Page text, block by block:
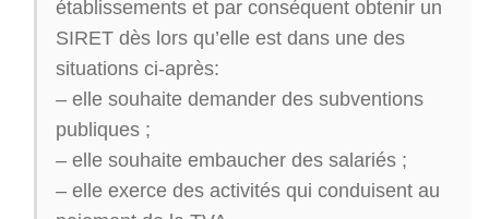
établissements et par conséquent obtenir un
SIRET dès lors qu’elle est dans une des
situations ci-après:
– elle souhaite demander des subventions
publiques ;
– elle souhaite embaucher des salariés ;
– elle exerce des activités qui conduisent au